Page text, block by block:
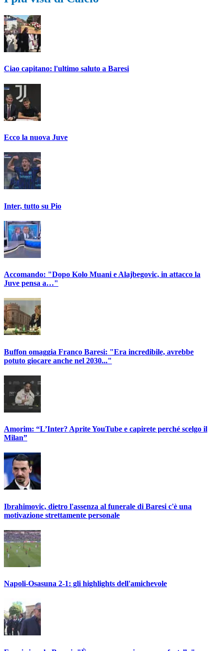
Ciao capitano: l'ultimo saluto a Baresi
Ecco la nuova Juve
Inter, tutto su Pio
Accomando: "Dopo Kolo Muani e Alajbegovic, in attacco la
Juve pensa a…"
Buffon omaggia Franco Baresi: "Era incredibile, avrebbe
potuto giocare anche nel 2030..."
Amorim: “L’Inter? Aprite YouTube e capirete perché scelgo il
Milan”
Ibrahimovic, dietro l'assenza al funerale di Baresi c'è una
motivazione strettamente personale
Napoli-Osasuna 2-1: gli highlights dell'amichevole